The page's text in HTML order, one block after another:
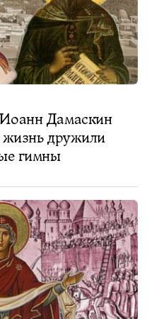
Дамаскин
дружили
гимны